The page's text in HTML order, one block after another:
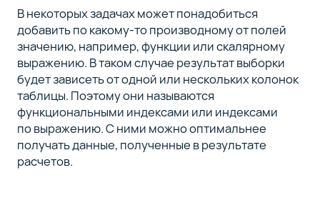
В некоторых задачах может понадобиться
добавить по какому-то производному от полей
значению, например, функции или скалярному
выражению. В таком случае результат выборки
будет зависеть от одной или нескольких колонок
таблицы. Поэтому они называются
функциональными индексами или индексами
по выражению. С ними можно оптимальнее
получать данные, полученные в результате
расчетов.